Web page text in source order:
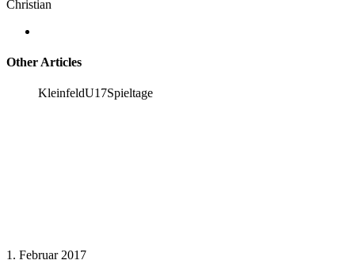
Christian
Other Articles
KleinfeldU17Spieltage
1. Februar 2017